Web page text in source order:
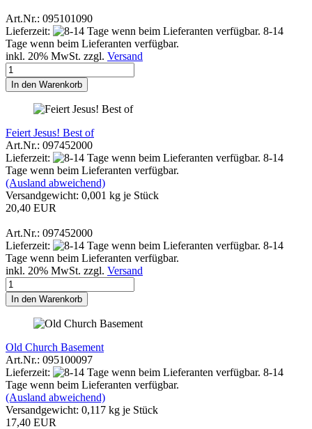
Art.Nr.: 095101090
Lieferzeit:
8-14
Tage wenn beim Lieferanten verfügbar.
inkl. 20% MwSt. zzgl. Versand
In den Warenkorb
Feiert Jesus! Best of
Art.Nr.: 097452000
Lieferzeit:
8-14
Tage wenn beim Lieferanten verfügbar.
(Ausland abweichend)
Versandgewicht: 0,001 kg je Stück
20,40 EUR
Art.Nr.: 097452000
Lieferzeit:
8-14
Tage wenn beim Lieferanten verfügbar.
inkl. 20% MwSt. zzgl. Versand
In den Warenkorb
Old Church Basement
Art.Nr.: 095100097
Lieferzeit:
8-14
Tage wenn beim Lieferanten verfügbar.
(Ausland abweichend)
Versandgewicht: 0,117 kg je Stück
17,40 EUR